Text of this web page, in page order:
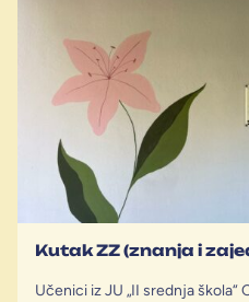
Kutak ZZ (znanja i
Učenici iz JU „II srednja škola“